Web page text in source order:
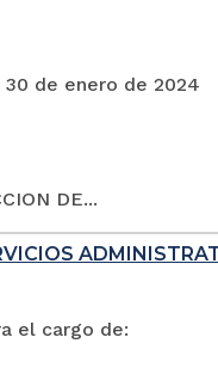
30 de enero de 2024
DE...
el cargo de: